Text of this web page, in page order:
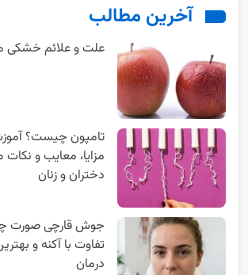
آخرین مطالب
علت و علائم
تامپون چیست؟
مزایا، معایب و نکات
دختران و زنان
جوش قارچی صورت
تفاوت با آکنه و
درمان